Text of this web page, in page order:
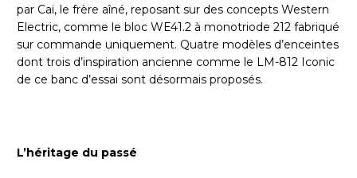
par Cai, le frère aîné, reposant sur des concepts Western
Electric, comme le bloc WE41.2 à monotriode 212 fabriqué
sur commande uniquement. Quatre modèles d’enceintes
dont trois d’inspiration ancienne comme le LM-812 Iconic
de ce banc d’essai sont désormais proposés.
L’héritage du passé